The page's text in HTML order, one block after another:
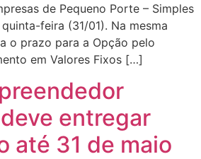
de Pequeno Porte – Simples
feira (31/01). Na mesma
o prazo para a Opção pelo
em Valores Fixos […]
entregar
até 31 de maio